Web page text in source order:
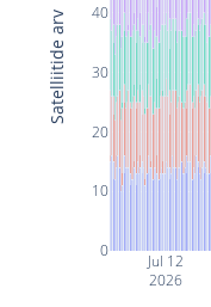
Jul 12
2026
0
10
20
30
40
Satelliitide arv